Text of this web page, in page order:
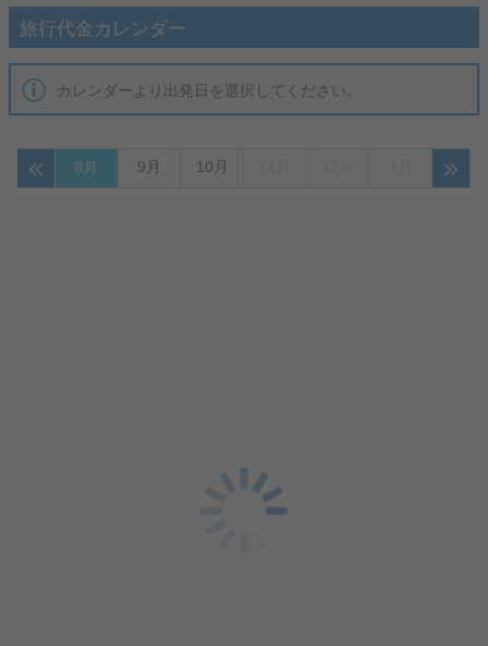
旅行代金カレンダー
カレンダーより出発日を選択してください。
8月 9月 10月